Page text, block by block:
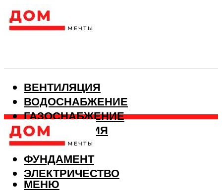
ВЕНТИЛЯЦИЯ
ВОДОСНАБЖЕНИЕ
ГАЗОСНАБЖЕНИЕ
КАНАЛИЗАЦИЯ
ОТОПЛЕНИЕ
ФУНДАМЕНТ
ЭЛЕКТРИЧЕСТВО
МЕНЮ